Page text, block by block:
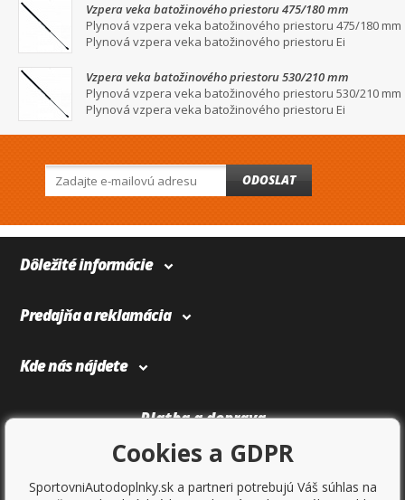
Vzpera veka batožinového priestoru 475/180 mm
Plynová vzpera veka batožinového priestoru 475/180 mm
Plynová vzpera veka batožinového priestoru Ei
Vzpera veka batožinového priestoru 530/210 mm
Plynová vzpera veka batožinového priestoru 530/210 mm
Plynová vzpera veka batožinového priestoru Ei
ODOSLAT
Dôležité informácie
Predajňa a reklamácia
Kde nás nájdete
Platba a doprava
Cookies a GDPR
SportovniAutodoplnky.sk a partneri potrebujú Váš súhlas na